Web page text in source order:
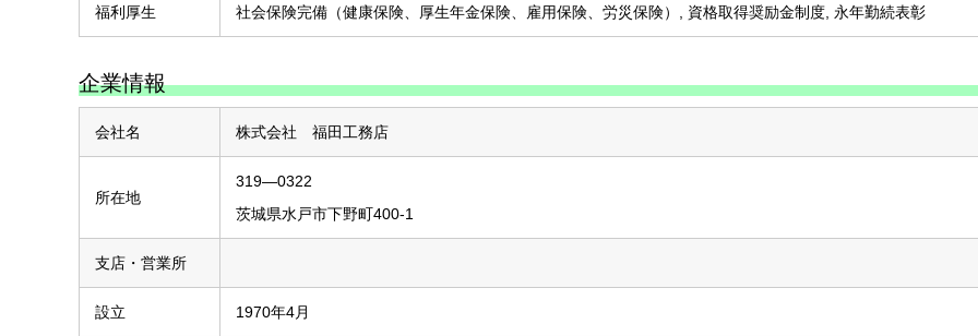
福利厚生 社会保険完備（健康保険、厚生年金保険、雇用保険、労災保険）, 資格取得奨励金制度, 永年勤続表彰
企業情報
会社名 株式会社 福田工務店
所在地
319―0322
茨城県水戸市下野町400-1
支店・営業所
設立 1970年4月